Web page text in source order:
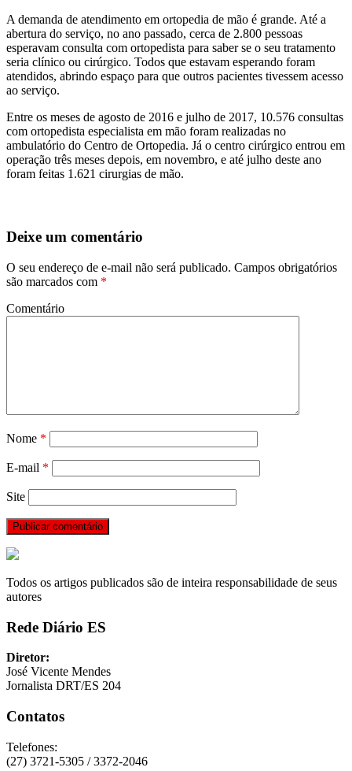
A demanda de atendimento em ortopedia de mão é grande. Até a
abertura do serviço, no ano passado, cerca de 2.800 pessoas
esperavam consulta com ortopedista para saber se o seu tratamento
seria clínico ou cirúrgico. Todos que estavam esperando foram
atendidos, abrindo espaço para que outros pacientes tivessem acesso
ao serviço.
Entre os meses de agosto de 2016 e julho de 2017, 10.576 consultas
com ortopedista especialista em mão foram realizadas no
ambulatório do Centro de Ortopedia. Já o centro cirúrgico entrou em
operação três meses depois, em novembro, e até julho deste ano
foram feitas 1.621 cirurgias de mão.
Deixe um comentário
O seu endereço de e-mail não será publicado. Campos obrigatórios
são marcados com *
Comentário
Nome *
E-mail *
Site
Todos os artigos publicados são de inteira responsabilidade de seus
autores
Rede Diário ES
Diretor:
José Vicente Mendes
Jornalista DRT/ES 204
Contatos
Telefones:
(27) 3721-5305 / 3372-2046